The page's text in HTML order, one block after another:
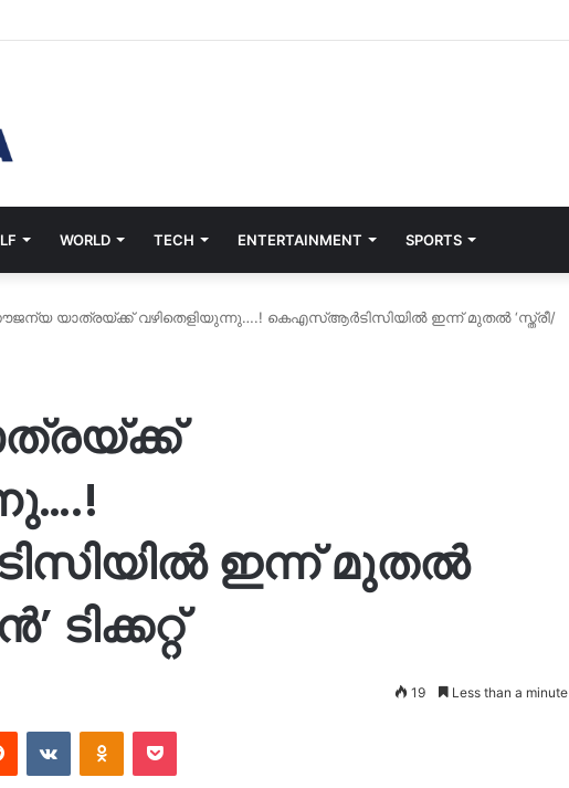
WORLD TECH ENTERTAINMENT SPORTS
യാത്രയ്ക്ക് വഴിതെളിയുന്നു….! കെഎസ്ആർടിസിയിൽ ഇന്ന് മുതൽ ‘സ്ത്രീ/
ഇന്ന് മുതൽ
19 Less than a minute
Reddit VKontakteOdnoklassniki
Pocket